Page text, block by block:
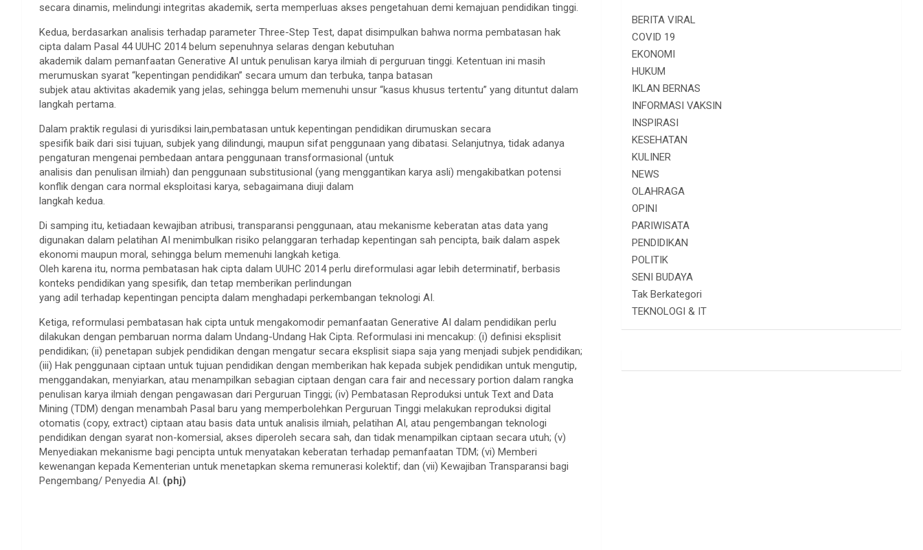
secara dinamis, melindungi integritas akademik, serta memperluas akses pengetahuan demi kemajuan pendidikan tinggi.
Kedua, berdasarkan analisis terhadap parameter Three-Step Test, dapat disimpulkan bahwa norma pembatasan hak
cipta dalam Pasal 44 UUHC 2014 belum sepenuhnya selaras dengan kebutuhan
akademik dalam pemanfaatan Generative AI untuk penulisan karya ilmiah di perguruan tinggi. Ketentuan ini masih
merumuskan syarat “kepentingan pendidikan” secara umum dan terbuka, tanpa batasan
subjek atau aktivitas akademik yang jelas, sehingga belum memenuhi unsur “kasus khusus tertentu” yang dituntut dalam
langkah pertama.
Dalam praktik regulasi di yurisdiksi lain,pembatasan untuk kepentingan pendidikan dirumuskan secara
spesifik baik dari sisi tujuan, subjek yang dilindungi, maupun sifat penggunaan yang dibatasi. Selanjutnya, tidak adanya
pengaturan mengenai pembedaan antara penggunaan transformasional (untuk
analisis dan penulisan ilmiah) dan penggunaan substitusional (yang menggantikan karya asli) mengakibatkan potensi
konflik dengan cara normal eksploitasi karya, sebagaimana diuji dalam
langkah kedua.
Di samping itu, ketiadaan kewajiban atribusi, transparansi penggunaan, atau mekanisme keberatan atas data yang
digunakan dalam pelatihan AI menimbulkan risiko pelanggaran terhadap kepentingan sah pencipta, baik dalam aspek
ekonomi maupun moral, sehingga belum memenuhi langkah ketiga.
Oleh karena itu, norma pembatasan hak cipta dalam UUHC 2014 perlu direformulasi agar lebih determinatif, berbasis
konteks pendidikan yang spesifik, dan tetap memberikan perlindungan
yang adil terhadap kepentingan pencipta dalam menghadapi perkembangan teknologi AI.
Ketiga, reformulasi pembatasan hak cipta untuk mengakomodir pemanfaatan Generative AI dalam pendidikan perlu
dilakukan dengan pembaruan norma dalam Undang-Undang Hak Cipta. Reformulasi ini mencakup: (i) definisi eksplisit
pendidikan; (ii) penetapan subjek pendidikan dengan mengatur secara eksplisit siapa saja yang menjadi subjek pendidikan;
(iii) Hak penggunaan ciptaan untuk tujuan pendidikan dengan memberikan hak kepada subjek pendidikan untuk mengutip,
menggandakan, menyiarkan, atau menampilkan sebagian ciptaan dengan cara fair and necessary portion dalam rangka
penulisan karya ilmiah dengan pengawasan dari Perguruan Tinggi; (iv) Pembatasan Reproduksi untuk Text and Data
Mining (TDM) dengan menambah Pasal baru yang memperbolehkan Perguruan Tinggi melakukan reproduksi digital
otomatis (copy, extract) ciptaan atau basis data untuk analisis ilmiah, pelatihan AI, atau pengembangan teknologi
pendidikan dengan syarat non-komersial, akses diperoleh secara sah, dan tidak menampilkan ciptaan secara utuh; (v)
Menyediakan mekanisme bagi pencipta untuk menyatakan keberatan terhadap pemanfaatan TDM; (vi) Memberi
kewenangan kepada Kementerian untuk menetapkan skema remunerasi kolektif; dan (vii) Kewajiban Transparansi bagi
Pengembang/ Penyedia AI. (phj)
BERITA VIRAL
COVID 19
EKONOMI
HUKUM
IKLAN BERNAS
INFORMASI VAKSIN
INSPIRASI
KESEHATAN
KULINER
NEWS
OLAHRAGA
OPINI
PARIWISATA
PENDIDIKAN
POLITIK
SENI BUDAYA
Tak Berkategori
TEKNOLOGI & IT